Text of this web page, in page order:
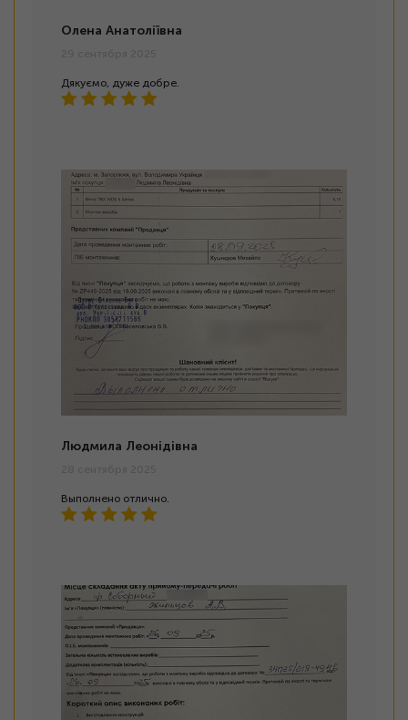
Олена Анатоліївна
Дякуємо, дуже добре.
Людмила Леонідівна
Выполнено отлично.